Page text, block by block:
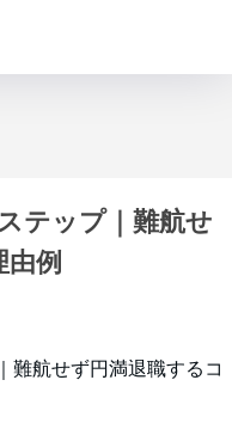
テップ｜難航せ
例